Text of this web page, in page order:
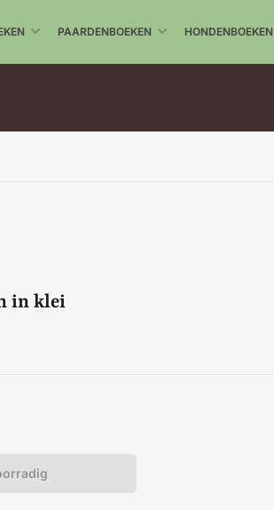
PAARDENBOEKEN HONDENBOEKEN
in klei